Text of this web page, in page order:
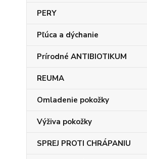
PERY
Pľúca a dýchanie
Prírodné ANTIBIOTIKUM
REUMA
Omladenie pokožky
Výživa pokožky
SPREJ PROTI CHRÁPANIU